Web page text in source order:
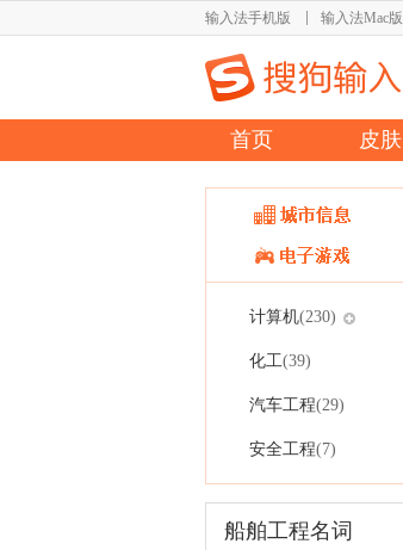
输入法手机版 输入法Mac版
首页 皮肤
计算机(230)
化工(39)
汽车工程(29)
安全工程(7)
船舶工程名词